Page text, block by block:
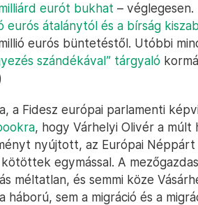
eurót bukhat –
eurós átalánytól és a bírság
eurós büntetéstől. Utóbbi
szándékával” tárgyaló
a Fidesz európai parlamenti
, hogy Várhelyi Olivér a múlt
nyújtott, az Európai Néppárt
egymással. A
méltatlan, és semmi köze
háború, sem a migráció és a